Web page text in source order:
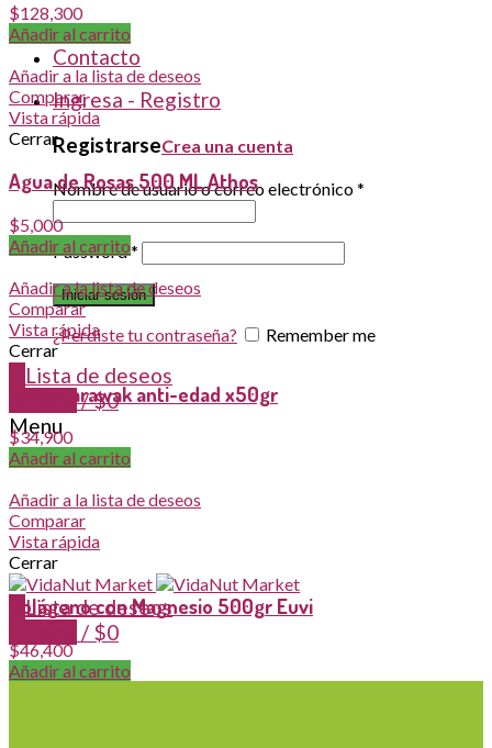
Blog
Contacto
Ingresa - Registro
RegistrarseCrea una cuenta
Nombre de usuario o correo electrónico*
Password*
Iniciar sesión
¿Perdiste tu contraseña? Remember me
Lista de deseos
/$0
Menu
Lista de deseos
/ $0
$128,300
Añadir al carrito
Añadir a la lista de deseos
Comparar
Vista rápida
Cerrar
Agua de Rosas 500 ML Athos
$5,000
Añadir al carrito
Añadir a la lista de deseos
Comparar
Vista rápida
Cerrar
Crema arawak anti-edad x50gr
$34,900
Añadir al carrito
Añadir a la lista de deseos
Comparar
Vista rápida
Cerrar
Colágeno con Magnesio 500gr Euvi
$46,400
Añadir al carrito